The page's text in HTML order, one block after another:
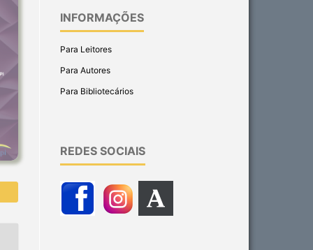
INFORMAÇÕES
Para Leitores
Para Autores
Para Bibliotecários
REDES SOCIAIS